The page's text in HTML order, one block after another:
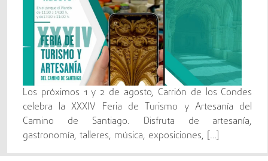
Los próximos 1 y 2 de agosto, Carrión de los Condes
celebra la XXXIV Feria de Turismo y Artesanía del
Camino de Santiago. Disfruta de artesanía,
gastronomía, talleres, música, exposiciones, […]